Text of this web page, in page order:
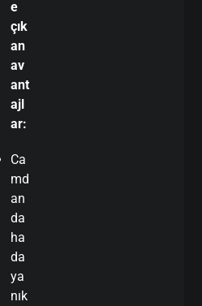
e
çık
an
av
ant
ajl
ar:
Ca
md
an
da
ha
da
ya
nık